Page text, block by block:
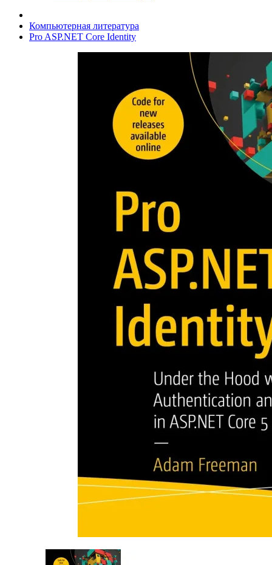
Компьютерная литература
Pro ASP.NET Core Identity